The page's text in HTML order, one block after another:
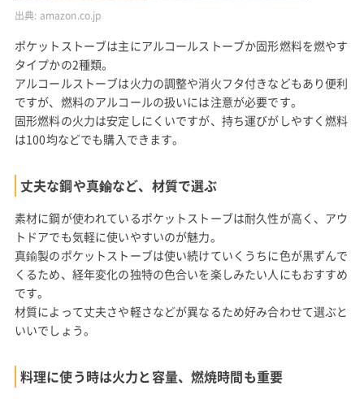
出典: amazon.co.jp
ポケットストーブは主にアルコールストーブか固形燃料を燃やす
タイプかの2種類。
アルコールストーブは火力の調整や消火フタ付きなどもあり便利
ですが、燃料のアルコールの扱いには注意が必要です。
固形燃料の火力は安定しにくいですが、持ち運びがしやすく燃料
は100均などでも購入できます。
丈夫な鋼や真鍮など、材質で選ぶ
素材に鋼が使われているポケットストーブは耐久性が高く、アウ
トドアでも気軽に使いやすいのが魅力。
真鍮製のポケットストーブは使い続けていくうちに色が黒ずんで
くるため、経年変化の独特の色合いを楽しみたい人にもおすすめ
です。
材質によって丈夫さや軽さなどが異なるため好み合わせて選ぶと
いいでしょう。
料理に使う時は火力と容量、燃焼時間も重要